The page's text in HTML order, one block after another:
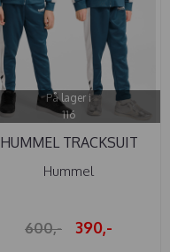
På lager i
116
HUMMEL TRACKSUIT
COLORBLOCK ...
Hummel
600,- 390,-